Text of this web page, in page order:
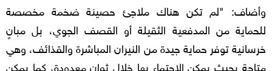
وأضاف: "لم تكن هناك ملاجئ حصينة ضخمة مخصصة
للحماية من المدفعية الثقيلة أو القصف الجوي، بل مبانٍ
خرسانية توفر حماية جيدة من النيران المباشرة والقذائف، وهي
متاحة بحيث يمكن الاحتماء بها خلال ثوان معدودة، كما يمكن